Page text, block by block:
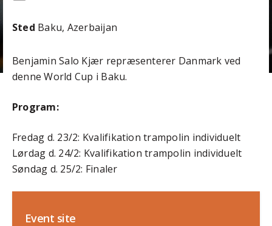
Sted Baku, Azerbaijan
Benjamin Salo Kjær repræsenterer Danmark ved
denne World Cup i Baku.
Program:
Fredag d. 23/2: Kvalifikation trampolin individuelt
Lørdag d. 24/2: Kvalifikation trampolin individuelt
Søndag d. 25/2: Finaler
Event site